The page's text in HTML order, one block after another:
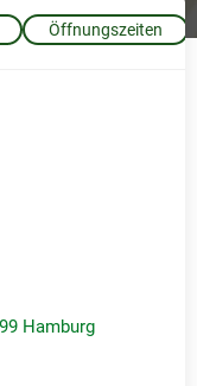
Öffnungszeiten
Hamburg